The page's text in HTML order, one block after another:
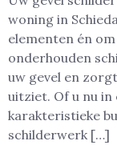
woning in
elementen én
onderhouden
uw gevel en
uitziet. Of u nu in
karakteristieke
schilderwerk […]